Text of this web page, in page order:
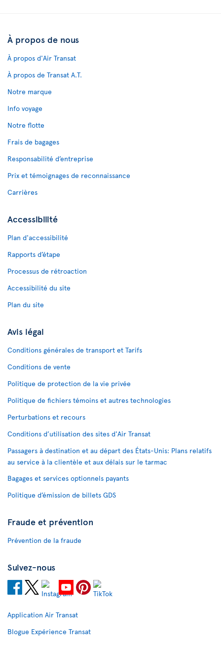
À propos de nous
À propos d'Air Transat
À propos de Transat A.T.
Notre marque
Info voyage
Notre flotte
Frais de bagages
Responsabilité d’entreprise
Prix et témoignages de reconnaissance
Carrières
Accessibilité
Plan d'accessibilité
Rapports d’étape
Processus de rétroaction
Accessibilité du site
Plan du site
Avis légal
Conditions générales de transport et Tarifs
Conditions de vente
Politique de protection de la vie privée
Politique de fichiers témoins et autres technologies
Perturbations et recours
Conditions d’utilisation des sites d'Air Transat
Passagers à destination et au départ des États-Unis: Plans relatifs
au service à la clientèle et aux délais sur le tarmac
Bagages et services optionnels payants
Politique d’émission de billets GDS
Fraude et prévention
Prévention de la fraude
Suivez-nous
Application Air Transat
Blogue Expérience Transat